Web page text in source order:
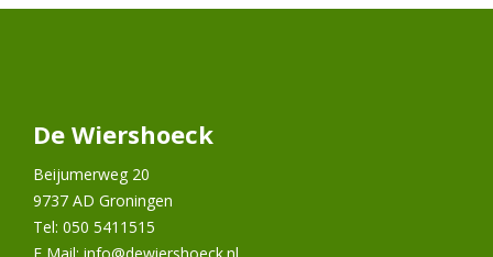
De Wiershoeck
Beijumerweg 20
9737 AD Groningen
Tel: 050 5411515